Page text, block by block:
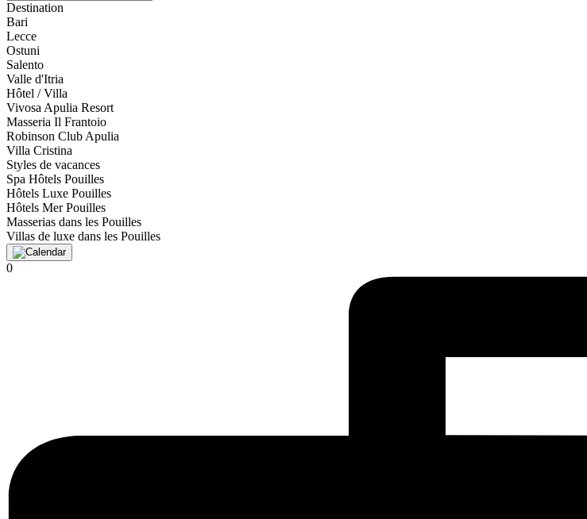
Destination
Bari
Lecce
Ostuni
Salento
Valle d'Itria
Hôtel / Villa
Vivosa Apulia Resort
Masseria Il Frantoio
Robinson Club Apulia
Villa Cristina
Styles de vacances
Spa Hôtels Pouilles
Hôtels Luxe Pouilles
Hôtels Mer Pouilles
Masserias dans les Pouilles
Villas de luxe dans les Pouilles
0